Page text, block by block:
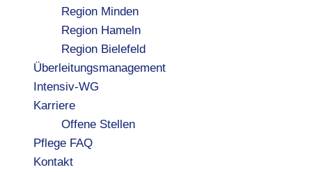
Region Minden
Region Hameln
Region Bielefeld
Überleitungsmanagement
Intensiv-WG
Karriere
Offene Stellen
Pflege FAQ
Kontakt